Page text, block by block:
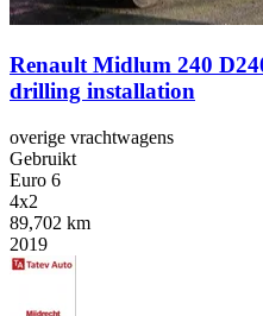
Renault Midlum 240
drilling installation
overige vrachtwagens
Gebruikt
Euro 6
4x2
89,702 km
2019